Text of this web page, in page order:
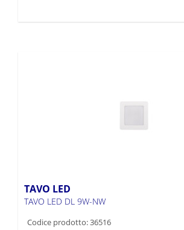
TAVO LED
TAVO LED DL 9W-NW
Codice prodotto: 36516